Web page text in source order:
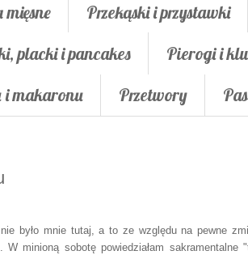
Przekąski i przystawki
placki i pancakes Pierogi i
i makaronu Przetwory
było mnie tutaj, a to ze względu na pewne
minioną sobotę powiedziałam sakramentalne